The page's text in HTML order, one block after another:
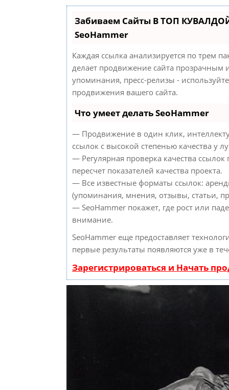
Забиваем Сайты В ТОП
SeoHammer
Каждая ссылка анализируется по трем
делает продвижение сайта прозрачным
упоминания, пресс-релизы -
продвижения вашего сайта.
Что умеет делать SeoHammer
— Продвижение в один клик,
ссылок с высокой степенью качества у
— Регулярная проверка качества
пересчет показателей качества проекта.
— Все известные форматы ссылок:
(упоминания, мнения, отзывы, статьи,
— SeoHammer покажет, где рост или
внимание.
SeoHammer еще предоставляет
первые результаты появляются уже в
Зарегистрироваться и Начать